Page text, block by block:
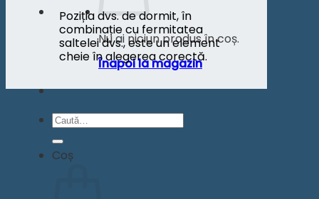
Nu ai niciun produs în coș.
Înapoi la magazin
Caută
după:
Coș
Poziția dvs. de dormit, în
combinație cu fermitatea
saltelei dvs., este un element
cheie în alegerea corectă.